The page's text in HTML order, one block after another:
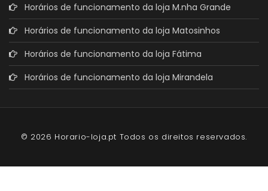
Horários de funcionamento da loja M.nha Grande
Horários de funcionamento da loja Matosinhos
Horários de funcionamento da loja Fátima
Horários de funcionamento da loja Mirandela
© 2026 Horario-loja.pt Todos os direitos reservados.